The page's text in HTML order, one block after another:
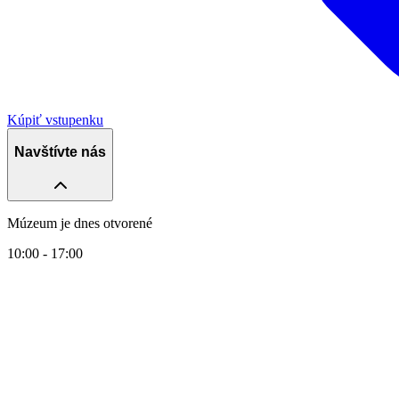
Kúpiť vstupenku
Navštívte nás
Múzeum je dnes otvorené
10:00 - 17:00